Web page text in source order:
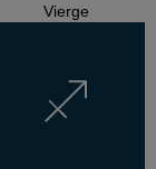
Vierge